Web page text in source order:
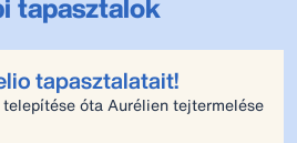
tapasztalatait!
óta Aurélien tejtermelése